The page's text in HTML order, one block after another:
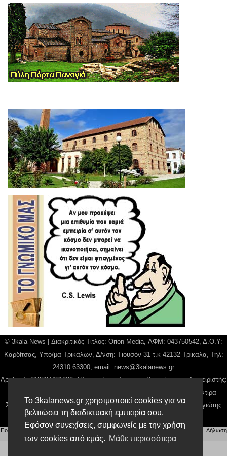
Το 3kalanews.gr χρησιμοποιεί cookies για να
βελτιώσει τη διαδικτυακή εμπειρία σου.
Εφόσον συνεχίσεις, συμφωνείς με την χρήση
των cookies από εμάς. Μάθε περισσότερα
© 3kala News | Διακριτικός Τίτλος: Orion Media, ΑΦΜ: 043750542, Δ.Ο.Υ:
Καρδίτσας, Υπο/μα Τρικάλων, Δ/νση: Τιουσόν 31 τ.κ 42132 Τρίκαλα, Τηλ:
24310 63300, email: news@3kalanews.gr
Αρ. Γεμή: 018804431000, Νόμιμος Εκπρόσωπος, Ιδιοκτήτης και Διαχειριστής:
Παναγιώτης Φιλίππου, Διευθύντρια: Γιαννουσά Βασιλική, Διευθύντιρα
Σύνταξης: Μπαλαμπάνη Βασιλική. Δικαιούχος domain name Παναγιώτης
Φιλίππου
Πολιτική απορρήτου Αίτηση Διαχείρισης Προσωπικών Δεδομένων |Όροι χρήσης
Δήλωση
Συμμόρφωσης